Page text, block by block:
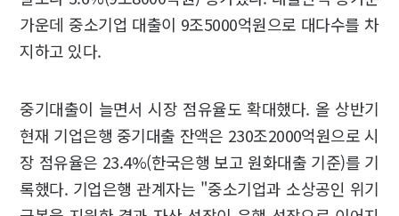
가운데 중소기업 대출이 9조5000억원으로 대다수를 차
지하고 있다.
중기대출이 늘면서 시장 점유율도 확대했다. 올 상반기
현재 기업은행 중기대출 잔액은 230조2000억원으로 시
장 점유율은 23.4%(한국은행 보고 원화대출 기준)를 기
록했다. 기업은행 관계자는 "중소기업과 소상공인 위기